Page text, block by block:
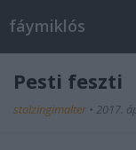
fáymiklós
Pesti feszti
stolzingimalter • 2017.